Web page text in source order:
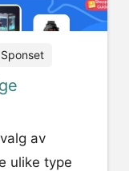
Sponset
av
ulike type